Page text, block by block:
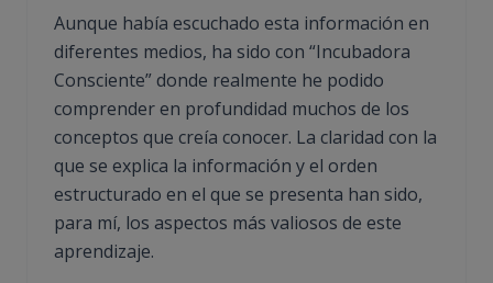
Aunque había escuchado esta información en
diferentes medios, ha sido con “Incubadora
Consciente” donde realmente he podido
comprender en profundidad muchos de los
conceptos que creía conocer. La claridad con la
que se explica la información y el orden
estructurado en el que se presenta han sido,
para mí, los aspectos más valiosos de este
aprendizaje.